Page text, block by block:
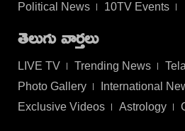
Political News
10TV Events
తెలుగు వార్తలు
LIVE TV Trending News
Photo Gallery
International
Exclusive Videos
Astrology